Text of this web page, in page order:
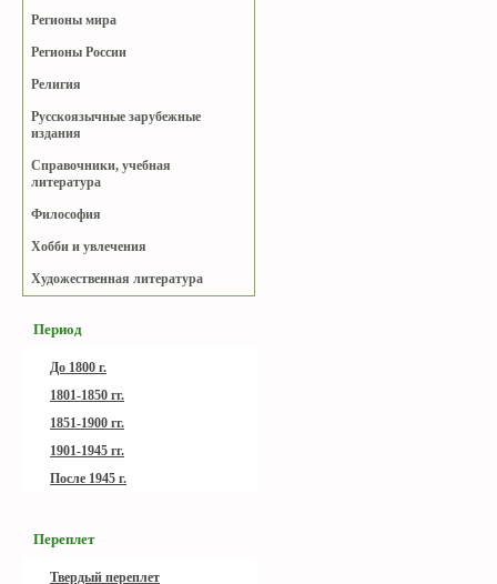
Регионы мира
Регионы России
Религия
Русскоязычные зарубежные
издания
Справочники, учебная
литература
Философия
Хобби и увлечения
Художественная литература
Период
До 1800 г.
1801-1850 гг.
1851-1900 гг.
1901-1945 гг.
После 1945 г.
Переплет
Твердый переплет